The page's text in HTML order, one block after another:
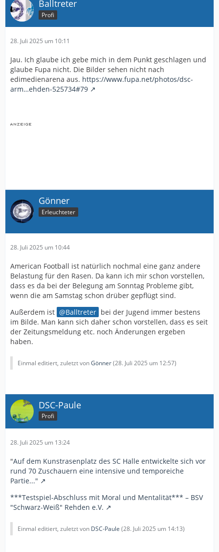
Balltreter
Profi
28. Juli 2025 um 10:11
Jau. Ich glaube ich gebe mich in dem Punkt geschlagen und
glaube Fupa nicht. Die Bilder sehen nicht nach
edimedienarena aus. https://www.fupa.net/photos/dsc-
arm…ehden-525734#79
Gönner
Erleuchteter
28. Juli 2025 um 10:44
American Football ist natürlich nochmal eine ganz andere
Belastung für den Rasen. Da kann ich mir schon vorstellen,
dass es da bei der Belegung am Sonntag Probleme gibt,
wenn die am Samstag schon drüber gepflügt sind.
Außerdem ist
Balltreter bei der Jugend immer bestens
im Bilde. Man kann sich daher schon vorstellen, dass es seit
der Zeitungsmeldung etc. noch Änderungen ergeben
haben.
Einmal editiert, zuletzt vonGönner(28. Juli 2025 um 12:57)
DSC-Paule
Profi
28. Juli 2025 um 13:24
"Auf dem Kunstrasenplatz des SC Halle entwickelte sich vor
rund 70 Zuschauern eine intensive und temporeiche
Partie..."
***Testspiel-Abschluss mit Moral und Mentalität*** – BSV
"Schwarz-Weiß" Rehden e.V.
Einmal editiert, zuletzt von DSC-Paule (28. Juli 2025 um 14:13)